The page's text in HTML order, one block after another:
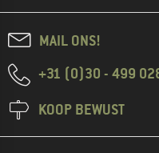
MAIL ONS!
+31 (0)30 - 499
KOOP BEWUST